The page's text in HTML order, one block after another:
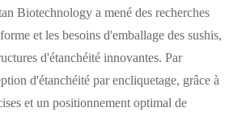
Biotechnology a mené des recherches
et les besoins d'emballage des sushis,
d'étanchéité innovantes. Par
d'étanchéité par encliquetage, grâce à
et un positionnement optimal de